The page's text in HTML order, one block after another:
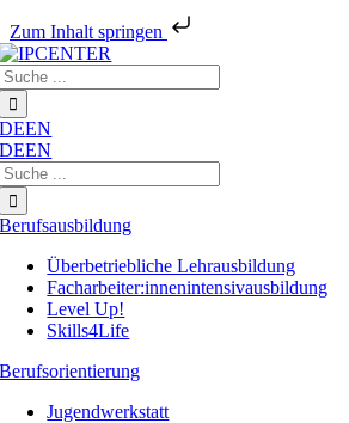
Zum Inhalt springen
Zum
Inhalt
springen
DEEN
DEEN
Berufsausbildung
Überbetriebliche Lehrausbildung
Facharbeiter:innenintensivausbildung
Level Up!
Skills4Life
Berufsorientierung
Jugendwerkstatt